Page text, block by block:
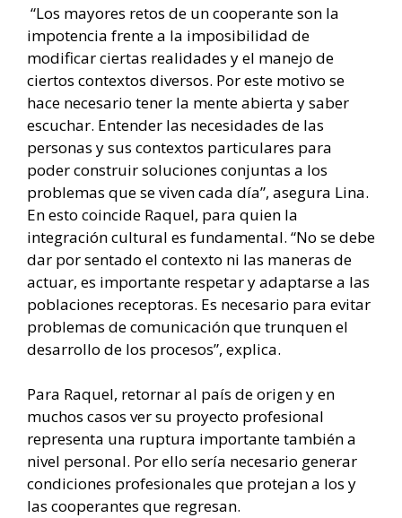
“Los mayores retos de un cooperante son la
impotencia frente a la imposibilidad de
modificar ciertas realidades y el manejo de
ciertos contextos diversos. Por este motivo se
hace necesario tener la mente abierta y saber
escuchar. Entender las necesidades de las
personas y sus contextos particulares para
poder construir soluciones conjuntas a los
problemas que se viven cada día”, asegura Lina.
En esto coincide Raquel, para quien la
integración cultural es fundamental. “No se debe
dar por sentado el contexto ni las maneras de
actuar, es importante respetar y adaptarse a las
poblaciones receptoras. Es necesario para evitar
problemas de comunicación que trunquen el
desarrollo de los procesos”, explica.
Para Raquel, retornar al país de origen y en
muchos casos ver su proyecto profesional
representa una ruptura importante también a
nivel personal. Por ello sería necesario generar
condiciones profesionales que protejan a los y
las cooperantes que regresan.